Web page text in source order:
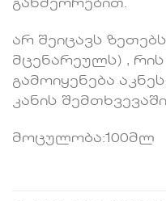
განმეორებით.
არ შეიცავს
მცენარეულს) ,
გამოიყენება
კანის
მოცულობა:100მლ